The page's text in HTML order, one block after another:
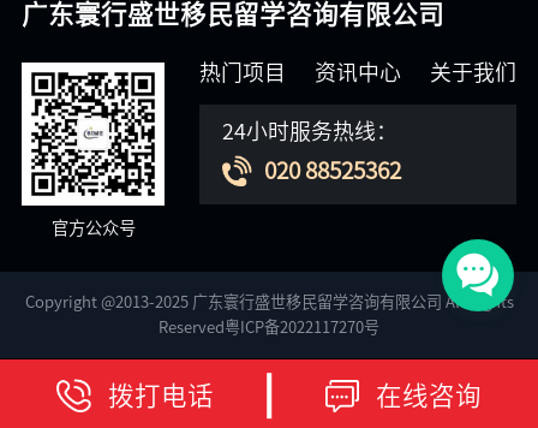
广东寰行盛世移民留学咨询有限公司
官方公众号
热门项目 资讯中心 关于我们
24小时服务热线：
020 88525362
Copyright @2013-2025 广东寰行盛世移民留学咨询有限公司 All Rights
Reserved粤ICP备2022117270号
拨打电话 在线咨询